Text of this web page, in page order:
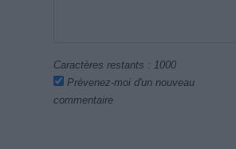
Caractères restants : 1000
Prévenez-moi d'un nouveau
commentaire